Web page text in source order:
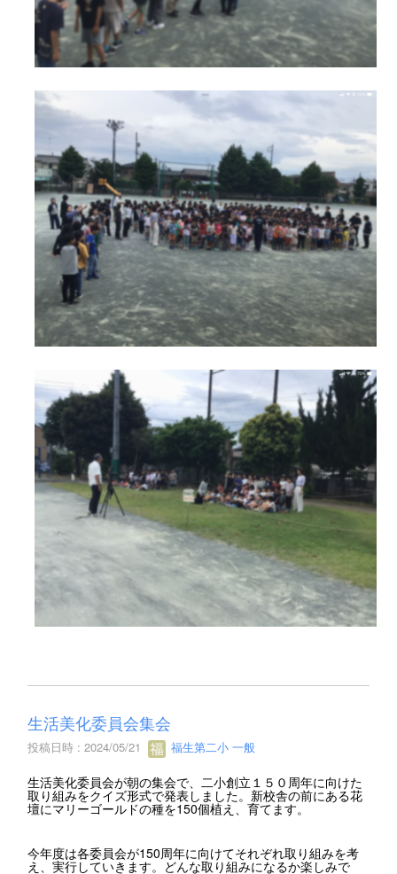
生活美化委員会集会
投稿日時 : 2024/05/21 福生第二小 一般
生活美化委員会が朝の集会で、二小創立１５０周年に向けた
取り組みをクイズ形式で発表しました。新校舎の前にある花
壇にマリーゴールドの種を150個植え、育てます。
今年度は各委員会が150周年に向けてそれぞれ取り組みを考
え、実行していきます。どんな取り組みになるか楽しみで